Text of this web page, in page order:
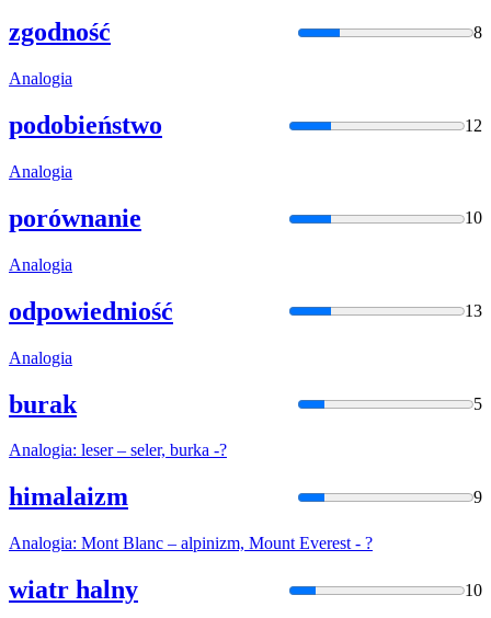
zgodność 8
Analogia
podobieństwo 12
Analogia
porównanie 10
Analogia
odpowiedniość 13
Analogia
burak 5
Analogia: leser – seler, burka -?
himalaizm 9
Analogia: Mont Blanc – alpinizm, Mount Everest - ?
wiatr halny 10